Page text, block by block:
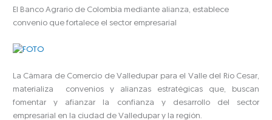
El Banco Agrario de Colombia mediante alianza, establece
convenio que fortalece el sector empresarial
La Cámara de Comercio de Valledupar para el Valle del Río Cesar,
materializa convenios y alianzas estratégicas que, buscan
fomentar y afianzar la confianza y desarrollo del sector
empresarial en la ciudad de Valledupar y la región.